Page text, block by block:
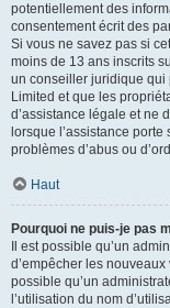
potentiellement des
consentement écrit des
Si vous ne savez pas si
moins de 13 ans inscrits
un conseiller juridique qui
Limited et que les
d’assistance légale et ne
lorsque l’assistance
problèmes d’abus ou
Haut
Pourquoi ne puis-je pas
Il est possible qu’un
d’empêcher les
possible qu’un
l’utilisation du nom